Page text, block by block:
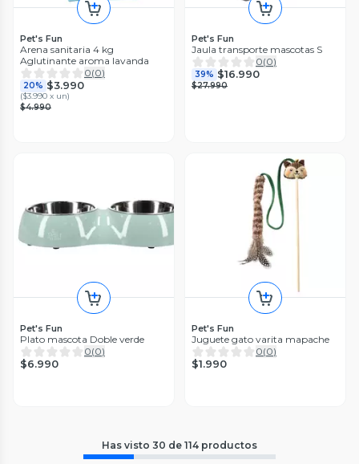
Pet's Fun
Arena sanitaria 4 kg
Aglutinante aroma lavanda
0(0)
20% $3.990
($3.990 x un)
$4.990
Pet's Fun
Jaula transporte mascotas S
0(0)
39% $16.990
$27.990
Pet's Fun
Plato mascota Doble verde
0(0)
$6.990
Pet's Fun
Juguete gato varita mapache
0(0)
$1.990
Has visto 30 de 114 productos